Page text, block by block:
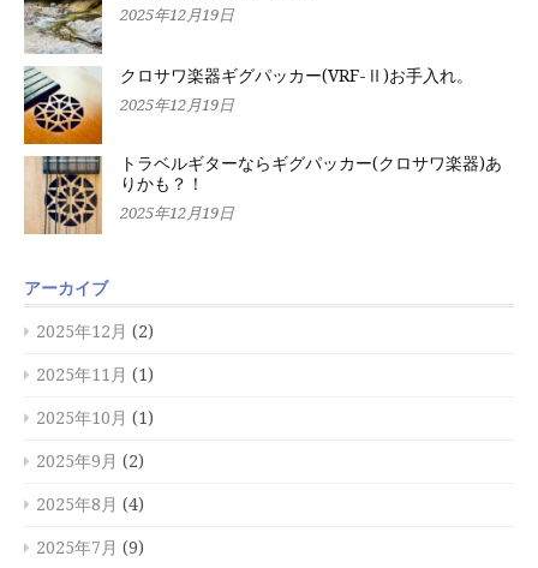
2025年12月19日
クロサワ楽器ギグパッカー(VRF-Ⅱ)お手入れ。
2025年12月19日
トラベルギターならギグパッカー(クロサワ楽器)あ
りかも？！
2025年12月19日
アーカイブ
2025年12月 (2)
2025年11月 (1)
2025年10月 (1)
2025年9月 (2)
2025年8月 (4)
2025年7月 (9)